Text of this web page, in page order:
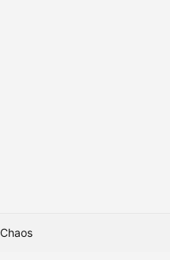
Chaos